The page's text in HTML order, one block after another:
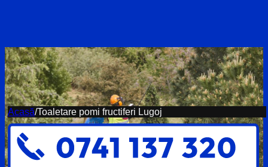
Acasă/Toaletare pomi fructiferi Lugoj